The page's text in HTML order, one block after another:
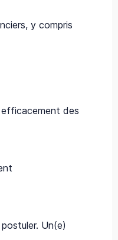
y compris
efficacement des
Un(e)